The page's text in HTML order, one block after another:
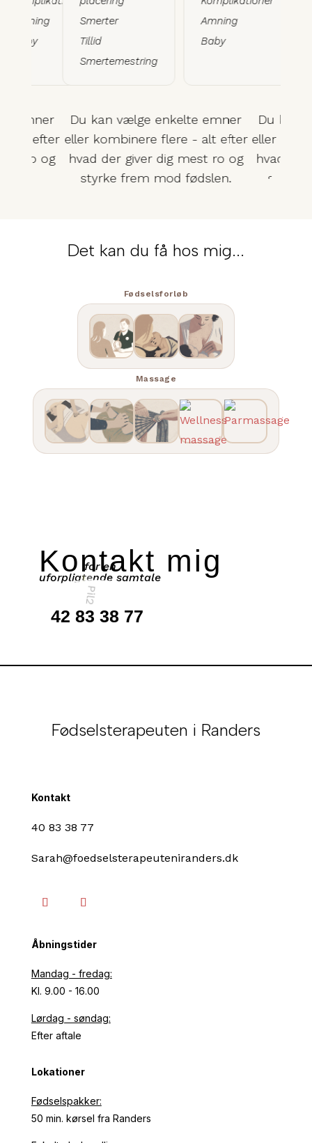
Amning
Baby
emner
- alt efter
ro og
Smerter
Tillid
Smertemestring
Amning
Baby
Du kan vælge enkelte emner
eller kombinere flere - alt efter
hvad der giver dig mest ro og
styrke frem mod fødslen.
Du kan
eller
hvad
styrke
Det kan du få hos mig...
Fødselsforløb
Massage
Kontakt mig
for en
uforpligtende samtale
42 83 38 77
Fødselsterapeuten i Randers
Kontakt
40 83 38 77
Sarah@foedselsterapeuteniranders.dk
Åbningstider
Mandag - fredag:
Kl. 9.00 - 16.00
Lørdag - søndag:
Efter aftale
Lokationer
Fødselspakker:
50 min. kørsel fra Randers